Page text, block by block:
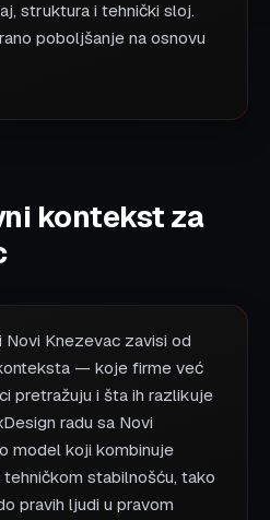
struktura i tehnički sloj.
poboljšanje na osnovu
kontekst za
Novi Knezevac zavisi od
— koje firme već
pretražuju i šta ih razlikuje
radu sa Novi
model koji kombinuje
stabilnošću, tako
pravih ljudi u pravom